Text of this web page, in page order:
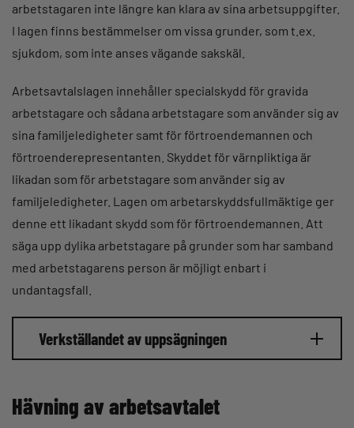
arbetstagaren inte längre kan klara av sina arbetsuppgifter.
I lagen finns bestämmelser om vissa grunder, som t.ex.
sjukdom, som inte anses vägande sakskäl.
Arbetsavtalslagen innehåller specialskydd för gravida
arbetstagare och sådana arbetstagare som använder sig av
sina familjeledigheter samt för förtroendemannen och
förtroenderepresentanten. Skyddet för värnpliktiga är
likadan som för arbetstagare som använder sig av
familjeledigheter. Lagen om arbetarskyddsfullmäktige ger
denne ett likadant skydd som för förtroendemannen. Att
säga upp dylika arbetstagare på grunder som har samband
med arbetstagarens person är möjligt enbart i
undantagsfall.
Verkställandet av uppsägningen
Hävning av arbetsavtalet